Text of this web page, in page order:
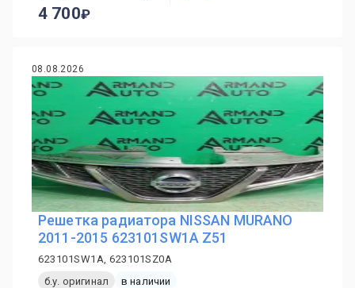
4 700
08.08.2026
Решетка радиатора NISSAN MURANO
2011-2015 623101SW1A Z51
623101SW1A, 623101SZ0A
б.у. оригинал
в наличии